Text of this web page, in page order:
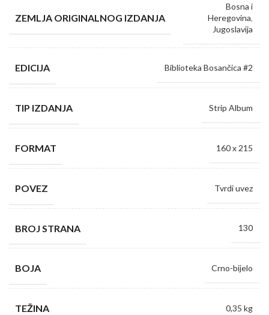
ZEMLJA ORIGINALNOG IZDANJA
Bosna i
Heregovina,
Jugoslavija
EDICIJA Biblioteka Bosančica #2
TIP IZDANJA Strip Album
FORMAT 160 x 215
POVEZ Tvrdi uvez
BROJ STRANA 130
BOJA Crno-bijelo
TEŽINA 0,35 kg